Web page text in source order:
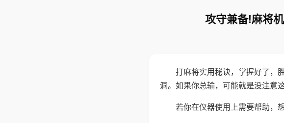
攻守兼备!麻将
打麻将实用秘诀，掌握好了，
洞。如果你总输，可能就是没注意这
若你在仪器使用上需要帮助，